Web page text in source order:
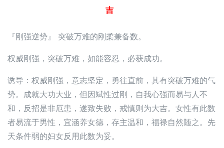
吉
『刚强逆势』 突破万难的刚柔兼备数。
权威刚强，突破万难，如能容忍，必获成功。
诱导：权威刚强，意志坚定，勇往直前，其有突破万难的气
势。成就大功大业，但因斌性过刚，自我心强而易与人不
和，反招是非厄患，遂致失败，戒慎则为大吉。女性有此数
者易流于男性，宜涵养女德，存主温和，福禄自然随之。先
天条件弱的妇女反用此数为妥。